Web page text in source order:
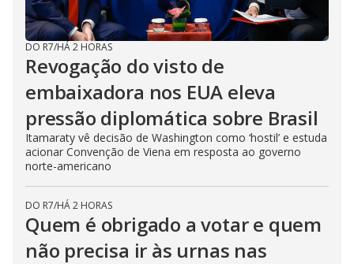
DO R7/HÁ 2 HORAS
Revogação do visto de
embaixadora nos EUA eleva
pressão diplomática sobre Brasil
Itamaraty vê decisão de Washington como ‘hostil’ e estuda
acionar Convenção de Viena em resposta ao governo
norte-americano
DO R7/HÁ 2 HORAS
Quem é obrigado a votar e quem
não precisa ir às urnas nas